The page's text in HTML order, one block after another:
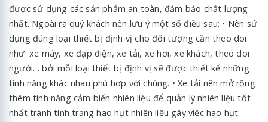
được sử dụng các sản phẩm an toàn, đảm bảo chất lượng
nhất. Ngoài ra quý khách nên lưu ý một số điều sau: • Nên sử
dụng đúng loại thiết bị định vị cho đối tượng cần theo dõi
như: xe máy, xe đạp điện, xe tải, xe hơi, xe khách, theo dõi
người… bởi mỗi loại thiết bị định vị sẽ được thiết kế những
tính năng khác nhau phù hợp với chúng. • Xe tải nên mở rộng
thêm tính năng cảm biến nhiên liệu để quản lý nhiên liệu tốt
nhất tránh tình trạng hao hụt nhiên liệu gây việc hao hụt